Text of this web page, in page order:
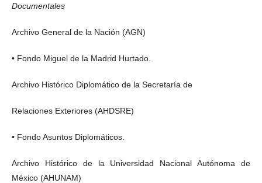
Documentales
Archivo General de la Nación (AGN)
• Fondo Miguel de la Madrid Hurtado.
Archivo Histórico Diplomático de la Secretaría de
Relaciones Exteriores (AHDSRE)
• Fondo Asuntos Diplomáticos.
Archivo Histórico de la Universidad Nacional Autónoma de
México (AHUNAM)